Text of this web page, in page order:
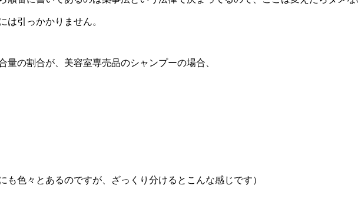
は引っかかりません。
量の割合が、美容室専売品のシャンプーの場合、
も色々とあるのですが、ざっくり分けるとこんな感じです）